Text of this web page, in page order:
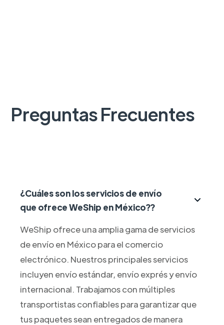
Preguntas Frecuentes
¿Cuáles son los servicios de envío
que ofrece WeShip en México??
WeShip ofrece una amplia gama de servicios
de envío en México para el comercio
electrónico. Nuestros principales servicios
incluyen envío estándar, envío exprés y envío
internacional. Trabajamos con múltiples
transportistas confiables para garantizar que
tus paquetes sean entregados de manera